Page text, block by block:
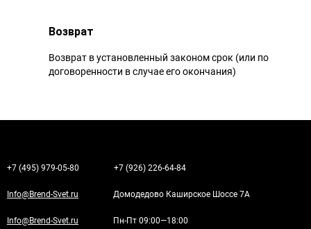
Возврат
Возврат в установленный законом срок (или по
договоренности в случае его окончания)
+7 (495) 979-05-80 +7 (926) 226-64-84
Info@Brend-Svet.ru Домодедово Каширское Шоссе 7А
Info@Brend-Svet.ru Пн-Пт 09:00—18:00